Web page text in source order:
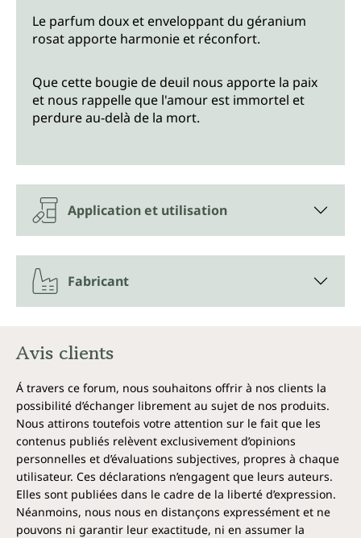
Le parfum doux et enveloppant du géranium
rosat apporte harmonie et réconfort.
Que cette bougie de deuil nous apporte la paix
et nous rappelle que l'amour est immortel et
perdure au-delà de la mort.
Application et utilisation
Fabricant
Avis clients
Á travers ce forum, nous souhaitons offrir à nos clients la
possibilité d’échanger librement au sujet de nos produits.
Nous attirons toutefois votre attention sur le fait que les
contenus publiés relèvent exclusivement d’opinions
personnelles et d’évaluations subjectives, propres à chaque
utilisateur. Ces déclarations n’engagent que leurs auteurs.
Elles sont publiées dans le cadre de la liberté d’expression.
Néanmoins, nous nous en distançons expressément et ne
pouvons ni garantir leur exactitude, ni en assumer la